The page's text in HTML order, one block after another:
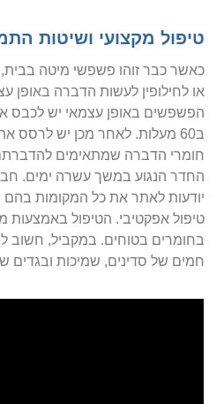
טיפול מקצועי ושיטות
כאשר כבר זוהו פשפשי מיטה בבית,
או לחילופין לעשות הדברה באופן
הפשפשים באופן עצמאי יש לכבס
ב60 מעלות. לאחר מכן יש לרסס
חומרי הדברה שמתאימים
החדר הנגוע במשך עשרה ימים.
יודעות לאתר את כל המקומות
טיפול אפקטיבי. הטיפול באמצעות
בחומרים בטוחים. במקביל, חשוב
חמים של סדינים, שמיכות